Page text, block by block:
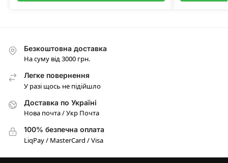
Безкоштовна доставка
На суму від 3000 грн.
Легке повернення
У разі щось не підійшло
Доставка по Україні
Нова почта / Укр Почта
100% безпечна оплата
LiqPay / MasterCard / Visa